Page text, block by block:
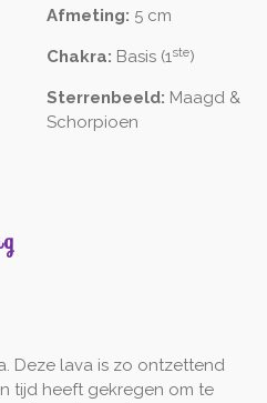
Afmeting: 5 cm
Chakra: Basis (1ste)
Sterrenbeeld: Maagd &
Schorpioen
Deze lava is zo ontzettend
tijd heeft gekregen om te